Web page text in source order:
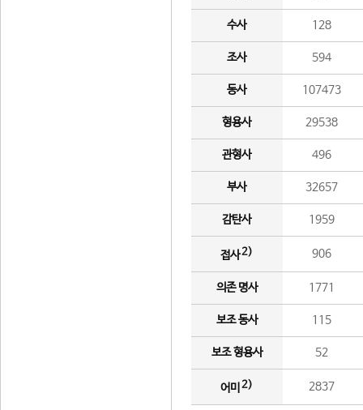
수사 128
조사 594
동사 107473
형용사 29538
관형사 496
부사 32657
감탄사 1959
접사2) 906
의존 명사 1771
보조 동사 115
보조 형용사 52
어미 2) 2837